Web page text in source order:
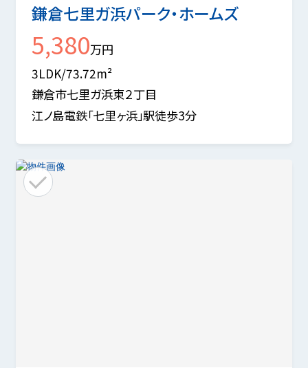
鎌倉七里ガ浜パーク・ホームズ
5,380万円
3LDK/73.72m²
鎌倉市七里ガ浜東２丁目
江ノ島電鉄「七里ヶ浜」駅徒歩3分